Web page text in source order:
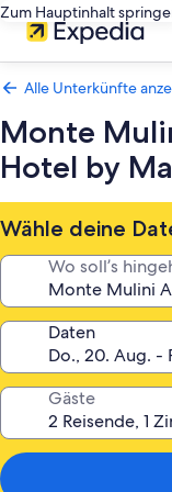
Zum Hauptinhalt
Alle Unterkünfte
Monte
Hotel by
Wähle deine
Wo soll’s
Daten
Gäste